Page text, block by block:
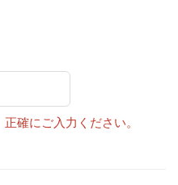
確にご入力ください。